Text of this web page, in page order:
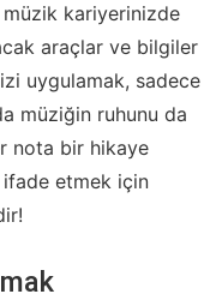
kariyerinizde
araçlar ve bilgiler
uygulamak, sadece
müziğin ruhunu da
nota bir hikaye
ifade etmek için